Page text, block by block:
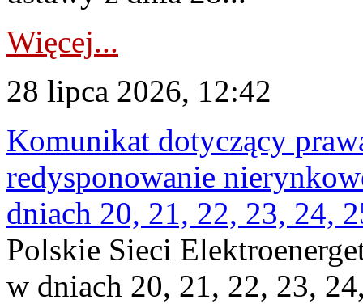
Więcej...
28 lipca 2026, 12:42
Komunikat dotyczący
redysponowanie
dniach 20, 21, 22, 23, 24,
Polskie Sieci
w dniach 20, 21, 22, 23,